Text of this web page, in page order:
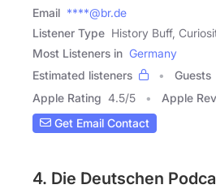
Email ****@br.de
Listener Type History Buff,
Most Listeners in Germany
Estimated listeners
Guests
Apple Rating 4.5/5 Apple
Get Email Contact
4. Die Deutschen